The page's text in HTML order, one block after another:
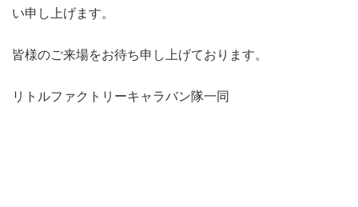
い申し上げます。
皆様のご来場をお待ち申し上げております。
リトルファクトリーキャラバン隊一同